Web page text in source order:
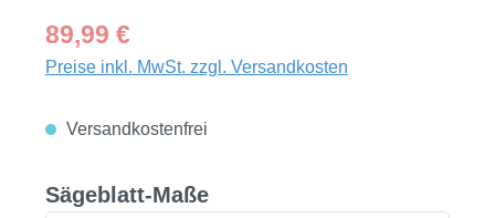
Regulärer Preis:
89,99 €
Preise inkl. MwSt. zzgl. Versandkosten
Versandkostenfrei
Sägeblatt-Maßeauswählen